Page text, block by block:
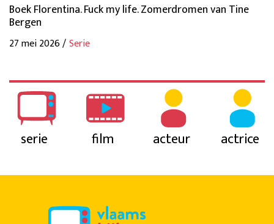
Boek Florentina. Fuck my life. Zomerdromen van Tine
Bergen
27 mei 2026 /Serie
serie film acteur actrice